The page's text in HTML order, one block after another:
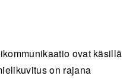
ovat käsillä
on rajana